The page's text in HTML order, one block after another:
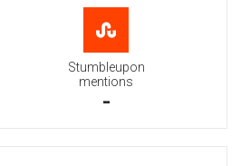
Stumbleupon
mentions
-